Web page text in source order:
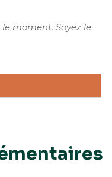
moment. Soyez le